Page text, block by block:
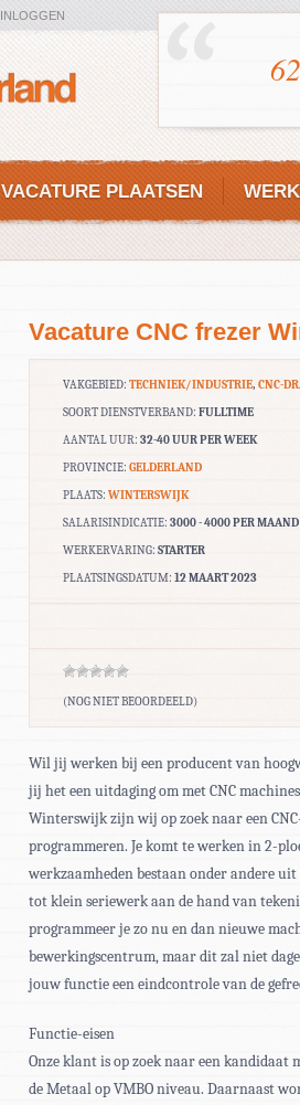
INLOGGEN
VACATURE PLAATSEN
Vacature CNC frezer
VAKGEBIED: TECHNIEK/INDUSTRIE, CNC-
SOORT DIENSTVERBAND: FULLTIME
AANTAL UUR: 32-40 UUR PER WEEK
PROVINCIE: GELDERLAND
PLAATS: WINTERSWIJK
SALARISINDICATIE: 3000 - 4000 PER MAAND
WERKERVARING: STARTER
PLAATSINGSDATUM: 12 MAART 2023
(NOG NIET BEOORDEELD)
Wil jij werken bij een producent van
jij het een uitdaging om met CNC
Winterswijk zijn wij op zoek naar een
programmeren. Je komt te werken in 2-
werkzaamheden bestaan onder andere
tot klein seriewerk aan de hand van
programmeer je zo nu en dan nieuwe
bewerkingscentrum, maar dit zal niet
jouw functie een eindcontrole van de
Functie-eisen
Onze klant is op zoek naar een kandidaat
de Metaal op VMBO niveau. Daarnaast